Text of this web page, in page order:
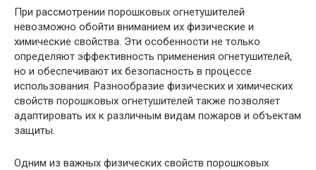
При рассмотрении порошковых огнетушителей
невозможно обойти вниманием их физические и
химические свойства. Эти особенности не только
определяют эффективность применения огнетушителей,
но и обеспечивают их безопасность в процессе
использования. Разнообразие физических и химических
свойств порошковых огнетушителей также позволяет
адаптировать их к различным видам пожаров и объектам
защиты.
Одним из важных физических свойств порошковых